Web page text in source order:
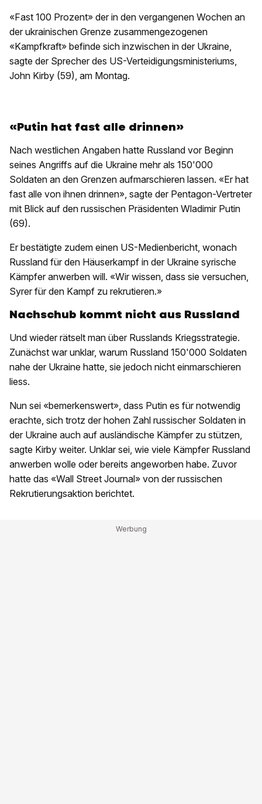
«Fast 100 Prozent» der in den vergangenen Wochen an
der ukrainischen Grenze zusammengezogenen
«Kampfkraft» befinde sich inzwischen in der Ukraine,
sagte der Sprecher des US-Verteidigungsministeriums,
John Kirby (59), am Montag.
«Putin hat fast alle drinnen»
Nach westlichen Angaben hatte Russland vor Beginn
seines Angriffs auf die Ukraine mehr als 150'000
Soldaten an den Grenzen aufmarschieren lassen. «Er hat
fast alle von ihnen drinnen», sagte der Pentagon-Vertreter
mit Blick auf den russischen Präsidenten Wladimir Putin
(69).
Er bestätigte zudem einen US-Medienbericht, wonach
Russland für den Häuserkampf in der Ukraine syrische
Kämpfer anwerben will. «Wir wissen, dass sie versuchen,
Syrer für den Kampf zu rekrutieren.»
Nachschub kommt nicht aus Russland
Und wieder rätselt man über Russlands Kriegsstrategie.
Zunächst war unklar, warum Russland 150'000 Soldaten
nahe der Ukraine hatte, sie jedoch nicht einmarschieren
liess.
Nun sei «bemerkenswert», dass Putin es für notwendig
erachte, sich trotz der hohen Zahl russischer Soldaten in
der Ukraine auch auf ausländische Kämpfer zu stützen,
sagte Kirby weiter. Unklar sei, wie viele Kämpfer Russland
anwerben wolle oder bereits angeworben habe. Zuvor
hatte das «Wall Street Journal» von der russischen
Rekrutierungsaktion berichtet.